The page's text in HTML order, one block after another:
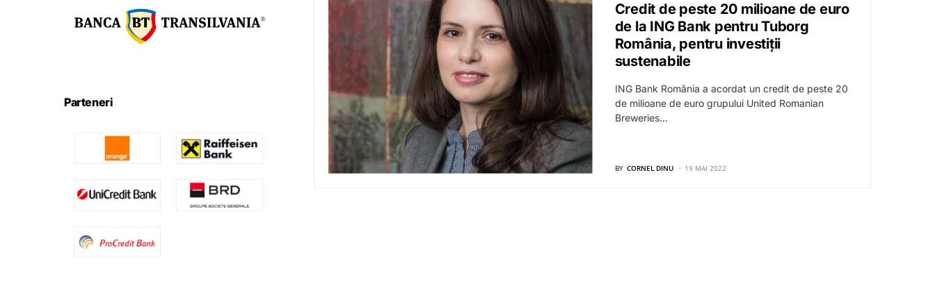
Credit de peste 20 milioane de euro
de la ING Bank pentru Tuborg
România, pentru investiții
sustenabile
ING Bank România a acordat un credit de peste 20
de milioane de euro grupului United Romanian
Breweries…
BY CORNEL DINU 19 MAI 2022
Parteneri